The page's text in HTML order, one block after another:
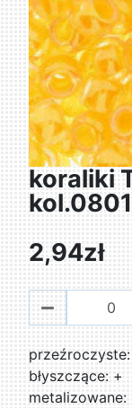
koraliki
kol.0801
2,94zł
błyszczące: +
metalizowane: